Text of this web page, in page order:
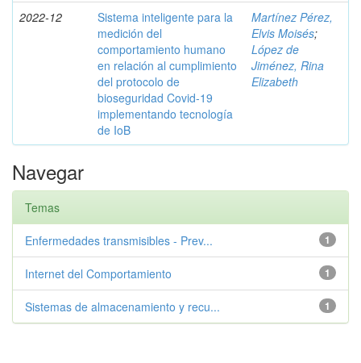
2022-12
Sistema inteligente para la
medición del
comportamiento humano
en relación al cumplimiento
del protocolo de
bioseguridad Covid-19
implementando tecnología
de IoB
Martínez Pérez,
Elvis Moisés;
López de
Jiménez, Rina
Elizabeth
Navegar
Temas
1
Enfermedades transmisibles - Prev...
1
Internet del Comportamiento
1
Sistemas de almacenamiento y recu...